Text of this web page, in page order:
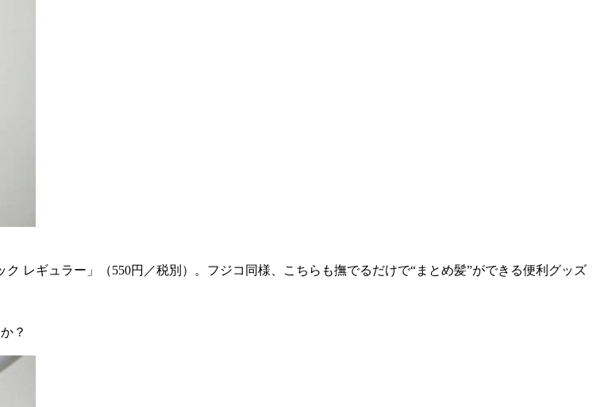
レギュラー」（550円／税別）。フジコ同様、こちらも撫でるだけで“まとめ髪”ができる便利グッズ
？